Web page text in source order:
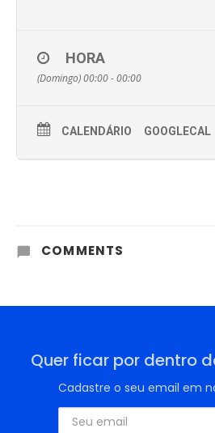
HORA
(Domingo) 00:00 - 00:00
CALENDÁRIO GOOGLECAL
COMMENTS
Quer ficar por dentro
Cadastre o seu email em